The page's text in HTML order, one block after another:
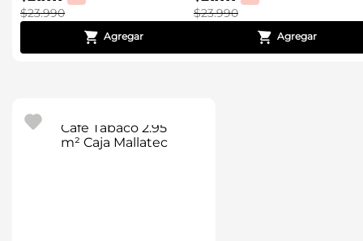
$23.990 $23.990